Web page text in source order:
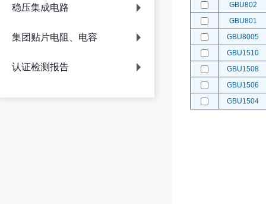
稳压集成电路
集团贴片电阻、电容
认证检测报告
GBU802
GBU801
GBU8005
GBU1510
GBU1508
GBU1506
GBU1504